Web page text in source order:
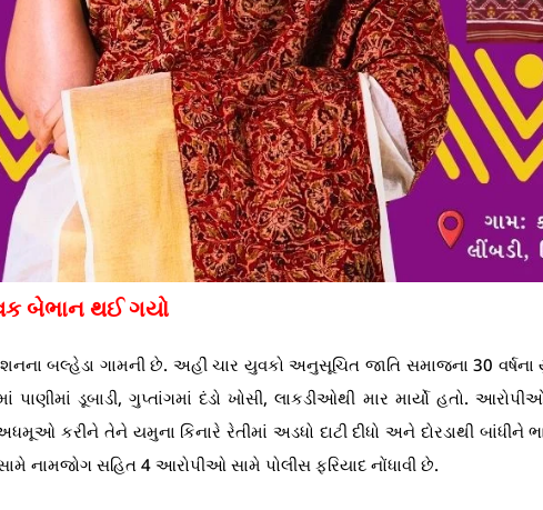
બેભાન થઈ ગયો
બલ્હેડા ગામની છે. અહીં ચાર યુવકો અનુસૂચિત જાતિ સમાજના 30 વર્ષના
ડૂબાડી, ગુપ્તાંગમાં દંડો ખોસી, લાકડીઓથી માર માર્યો હતો.
કરીને તેને યમુના કિનારે રેતીમાં અડધો દાટી દીધો અને દોરડાથી બાંધીને
નામજોગ સહિત 4 આરોપીઓ સામે પોલીસ ફરિયાદ નોંધાવી છે.